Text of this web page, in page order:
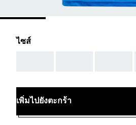
ไซส์
เพิ่มไปยังตะกร้า